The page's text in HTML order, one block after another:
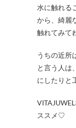
水に触れる
から、綺麗
触れてみて
うちの近所
と言う人は
にしたりと
ススメ♡